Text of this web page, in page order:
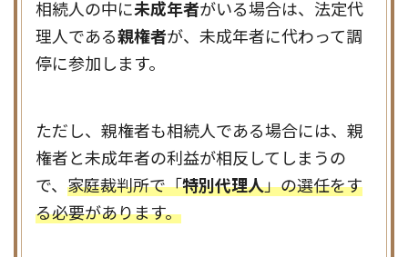
相続人の中に未成年者がいる場合は、法定代
理人である親権者が、未成年者に代わって調
停に参加します。
ただし、親権者も相続人である場合には、親
権者と未成年者の利益が相反してしまうの
で、 家庭裁判所で「特別代理人」の選任をす
る必要があります。